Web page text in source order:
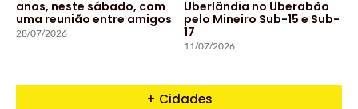
anos, neste sábado, com
uma reunião entre amigos
28/07/2026
Uberlândia no Uberabão
pelo Mineiro Sub-15 e Sub-
17
11/07/2026
+ Cidades